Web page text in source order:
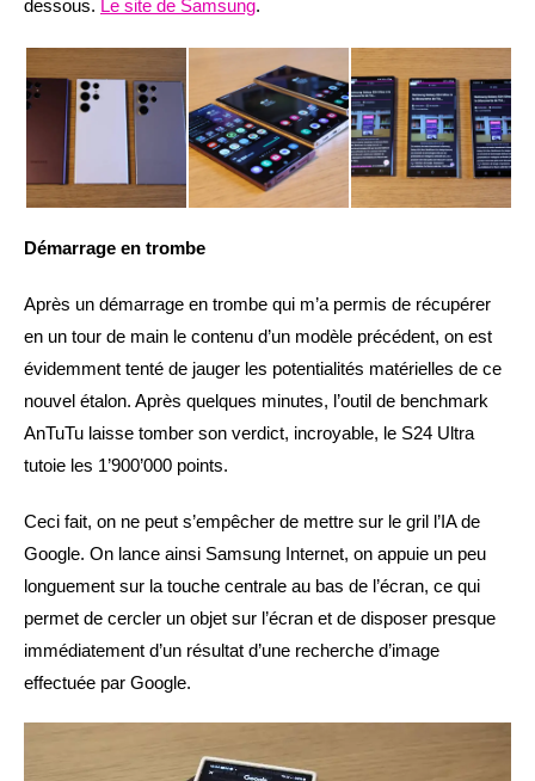
dessous. Le site de Samsung.
Démarrage en trombe
Après un démarrage en trombe qui m’a permis de récupérer
en un tour de main le contenu d’un modèle précédent, on est
évidemment tenté de jauger les potentialités matérielles de ce
nouvel étalon. Après quelques minutes, l’outil de benchmark
AnTuTu laisse tomber son verdict, incroyable, le S24 Ultra
tutoie les 1’900’000 points.
Ceci fait, on ne peut s’empêcher de mettre sur le gril l’IA de
Google. On lance ainsi Samsung Internet, on appuie un peu
longuement sur la touche centrale au bas de l’écran, ce qui
permet de cercler un objet sur l’écran et de disposer presque
immédiatement d’un résultat d’une recherche d’image
effectuée par Google.